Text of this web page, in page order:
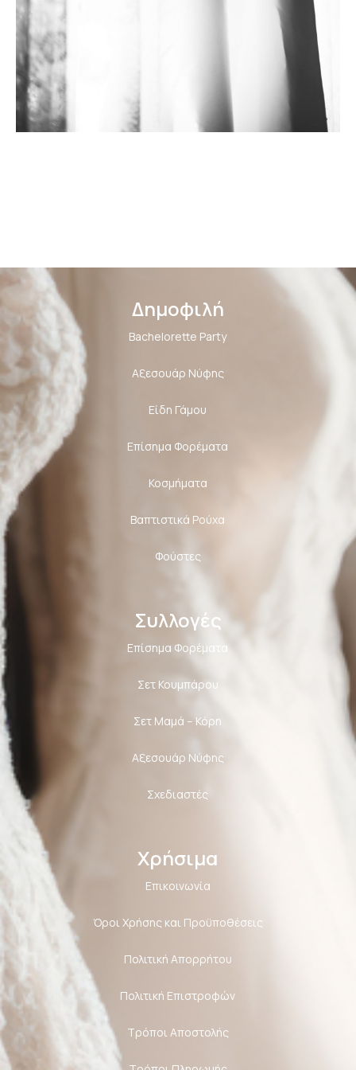
Δημοφιλή
Bachelorette Party
Αξεσουάρ Νύφης
Είδη Γάμου
Επίσημα Φορέματα
Κοσμήματα
Βαπτιστικά Ρούχα
Φούστες
Συλλογές
Επίσημα Φορέματα
Σετ Κουμπάρου
Σετ Μαμά – Κόρη
Αξεσουάρ Νύφης
Σχεδιαστές
Χρήσιμα
Επικοινωνία
Όροι Χρήσης και Προϋποθέσεις
Πολιτική Aπορρήτου
Πολιτική Επιστροφών
Τρόποι Αποστολής